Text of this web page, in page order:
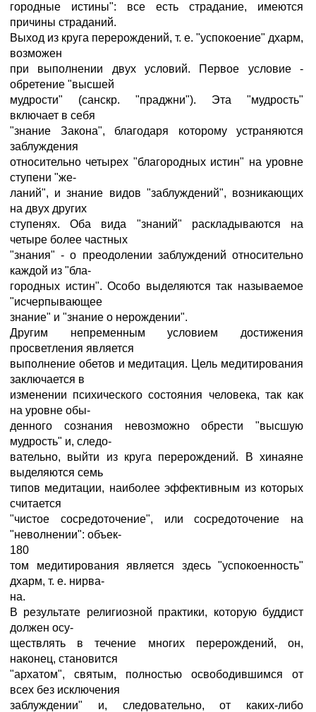
городные истины": все есть страдание, имеются
причины страданий.
Выход из круга перерождений, т. е. "успокоение" дхарм,
возможен
при выполнении двух условий. Первое условие -
обретение "высшей
мудрости" (санскр. "праджни"). Эта "мудрость"
включает в себя
"знание Закона", благодаря которому устраняются
заблуждения
относительно четырех "благородных истин" на уровне
ступени "же-
ланий", и знание видов "заблуждений", возникающих
на двух других
ступенях. Оба вида "знаний" раскладываются на
четыре более частных
"знания" - о преодолении заблуждений относительно
каждой из "бла-
городных истин". Особо выделяются так называемое
"исчерпывающее
знание" и "знание о нерождении".
Другим непременным условием достижения
просветления является
выполнение обетов и медитация. Цель медитирования
заключается в
изменении психического состояния человека, так как
на уровне обы-
денного сознания невозможно обрести "высшую
мудрость" и, следо-
вательно, выйти из круга перерождений. В хинаяне
выделяются семь
типов медитации, наиболее эффективным из которых
считается
"чистое сосредоточение", или сосредоточение на
"неволнении": объек-
180
том медитирования является здесь "успокоенность"
дхарм, т. е. нирва-
на.
В результате религиозной практики, которую буддист
должен осу-
ществлять в течение многих перерождений, он,
наконец, становится
"архатом", святым, полностью освободившимся от
всех без исключения
заблуждении" и, следовательно, от каких-либо